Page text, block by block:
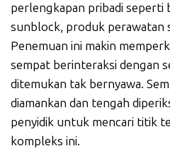
perlengkapan pribadi seperti
sunblock, produk perawatan
Penemuan ini makin
sempat berinteraksi dengan
ditemukan tak bernyawa.
diamankan dan tengah
penyidik untuk mencari titik
kompleks ini.